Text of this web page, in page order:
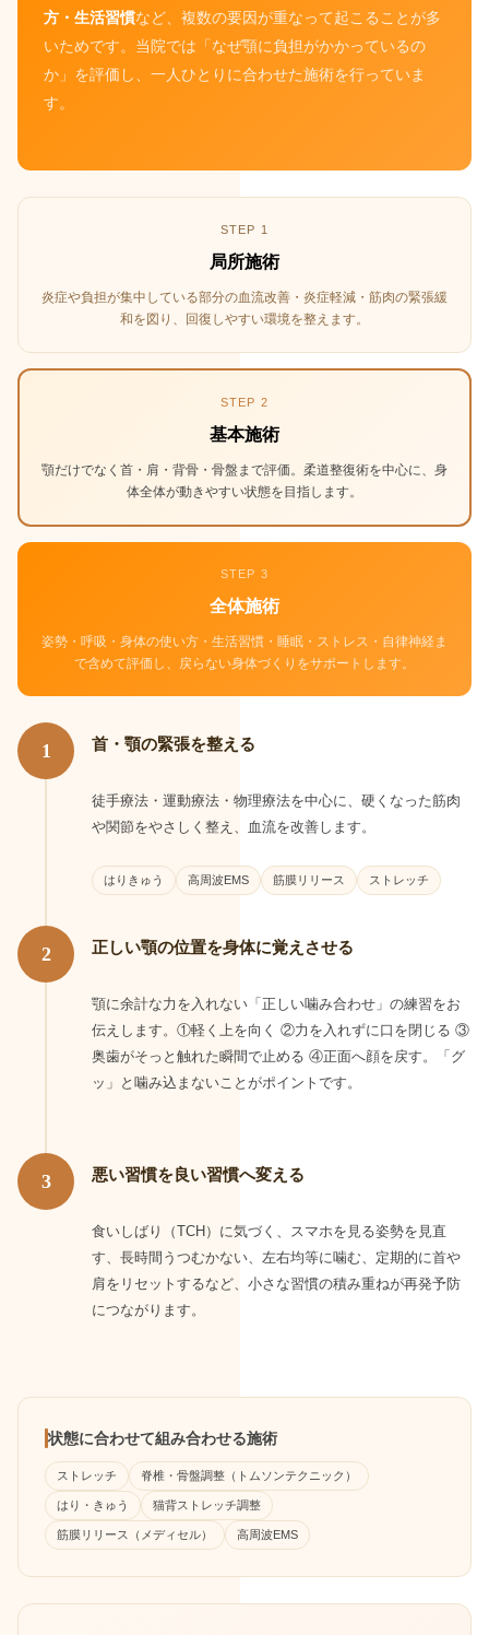
方・生活習慣など、複数の要因が重なって起こることが多
いためです。当院では「なぜ顎に負担がかかっているの
か」を評価し、一人ひとりに合わせた施術を行っていま
す。
STEP 1
局所施術
炎症や負担が集中している部分の血流改善・炎症軽減・筋肉の緊張緩
和を図り、回復しやすい環境を整えます。
STEP 2
基本施術
顎だけでなく首・肩・背骨・骨盤まで評価。柔道整復術を中心に、身
体全体が動きやすい状態を目指します。
STEP 3
全体施術
姿勢・呼吸・身体の使い方・生活習慣・睡眠・ストレス・自律神経ま
で含めて評価し、戻らない身体づくりをサポートします。
1 首・顎の緊張を整える
徒手療法・運動療法・物理療法を中心に、硬くなった筋肉
や関節をやさしく整え、血流を改善します。
はりきゅう 高周波EMS 筋膜リリース ストレッチ
2 正しい顎の位置を身体に覚えさせる
顎に余計な力を入れない「正しい噛み合わせ」の練習をお
伝えします。①軽く上を向く ②力を入れずに口を閉じる ③
奥歯がそっと触れた瞬間で止める ④正面へ顔を戻す。「グ
ッ」と噛み込まないことがポイントです。
3 悪い習慣を良い習慣へ変える
食いしばり（TCH）に気づく、スマホを見る姿勢を見直
す、長時間うつむかない、左右均等に噛む、定期的に首や
肩をリセットするなど、小さな習慣の積み重ねが再発予防
につながります。
状態に合わせて組み合わせる施術
ストレッチ 脊椎・骨盤調整（トムソンテクニック）
はり・きゅう 猫背ストレッチ調整
筋膜リリース（メディセル） 高周波EMS